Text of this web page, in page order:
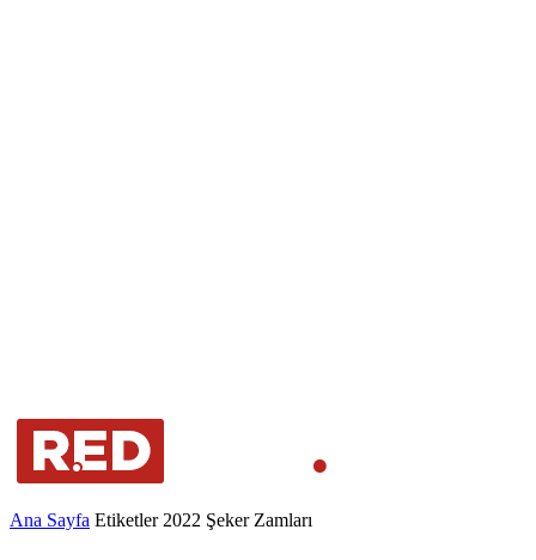
Ana Sayfa Etiketler 2022 Şeker Zamları